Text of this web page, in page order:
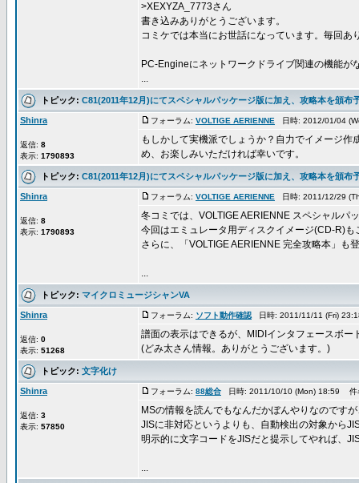
>XEXYZA_7773さん
書き込みありがとうございます。
コミケでは本当にお世話になっています。毎回あ
PC-Engineにネットワークドライブ関連の機能が
...
トピック: C81(2011年12月)にてスペシャルパッケージ版に加え、攻略本を頒布
Shinra
返信: 8
表示: 1790893
フォーラム: VOLTIGE AERIENNE 日時: 2012/01/04
もしかして実機派でしょうか？自力でイメージ
め、お楽しみいただければ幸いです。
トピック: C81(2011年12月)にてスペシャルパッケージ版に加え、攻略本を頒布
Shinra
返信: 8
表示: 1790893
フォーラム: VOLTIGE AERIENNE 日時: 2011/12/29
冬コミでは、VOLTIGE AERIENNE スペシャルパ
今回はエミュレータ用ディスクイメージ(CD-R)も
さらに、「VOLTIGE AERIENNE 完全攻略本」も
...
トピック: マイクロミュージシャンVA
Shinra
返信: 0
表示: 51268
フォーラム: ソフト動作確認 日時: 2011/11/11 (Fri)
譜面の表示はできるが、MIDIインタフェースボー
(どみ太さん情報。ありがとうございます。)
トピック: 文字化け
Shinra
返信: 3
表示: 57850
フォーラム: 88総合 日時: 2011/10/10 (Mon) 18:59
MSの情報を読んでもなんだかぼんやりなのです
JISに非対応というよりも、自動検出の対象から
明示的に文字コードをJISだと提示してやれば、
...